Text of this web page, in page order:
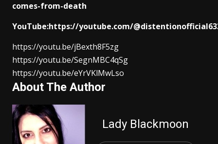
comes-from-death
YouTube:https://youtube.com/
https://youtu.be/jBexth8F5zg
https://youtu.be/SegnMBC4qSg
https://youtu.be/eYrVKlMwLso
About The Author
Lady Blackmoon